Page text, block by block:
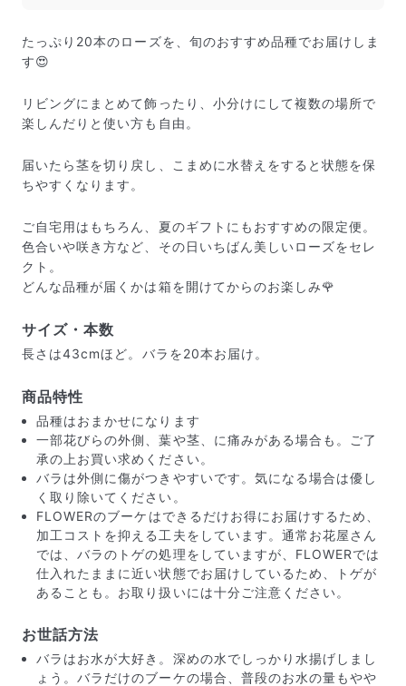
届いたお花に元気がなかったら？
もし届いたお花に「枯れている」「折れている」などの
不備があった場合は、些細なことでもお気軽にサポート
までご連絡ください。ご返金にて補償いたします。
たっぷり20本のローズを、旬のおすすめ品種でお届けしま
す😍
リビングにまとめて飾ったり、小分けにして複数の場所で
楽しんだりと使い方も自由。
届いたら茎を切り戻し、こまめに水替えをすると状態を保
ちやすくなります。
ご自宅用はもちろん、夏のギフトにもおすすめの限定便。
色合いや咲き方など、その日いちばん美しいローズをセレ
クト。
どんな品種が届くかは箱を開けてからのお楽しみ🌹
サイズ・本数
長さは43cmほど。バラを20本お届け。
商品特性
品種はおまかせになります
一部花びらの外側、葉や茎、に痛みがある場合も。ご了
承の上お買い求めください。
バラは外側に傷がつきやすいです。気になる場合は優し
く取り除いてください。
FLOWERのブーケはできるだけお得にお届けするため、
加工コストを抑える工夫をしています。通常お花屋さん
では、バラのトゲの処理をしていますが、FLOWERでは
仕入れたままに近い状態でお届けしているため、トゲが
あることも。お取り扱いには十分ご注意ください。
お世話方法
バラはお水が大好き。深めの水でしっかり水揚げしまし
ょう。バラだけのブーケの場合、普段のお水の量もやや